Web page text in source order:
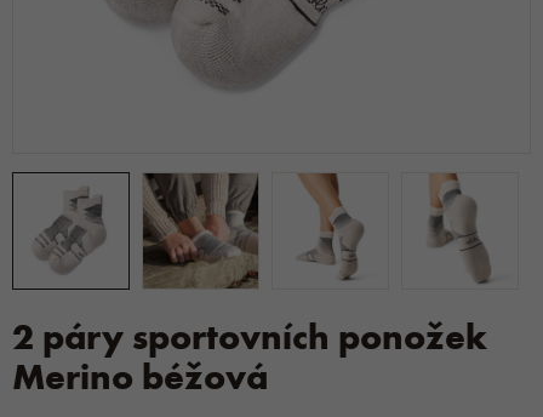
2 páry sportovních ponožek
Merino béžová